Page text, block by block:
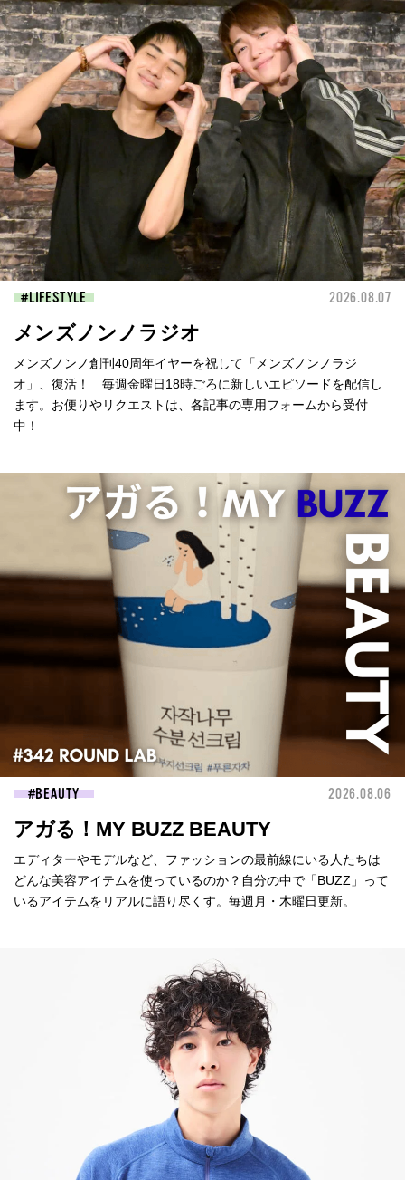
LIFESTYLE 2026.08.07
メンズノンノラジオ
メンズノンノ創刊40周年イヤーを祝して「メンズノンノラジ
オ」、復活！ 毎週金曜日18時ごろに新しいエピソードを配信し
ます。お便りやリクエストは、各記事の専用フォームから受付
中！
BEAUTY 2026.08.06
アガる！MY BUZZ BEAUTY
エディターやモデルなど、ファッションの最前線にいる人たちは
どんな美容アイテムを使っているのか？自分の中で「BUZZ」って
いるアイテムをリアルに語り尽くす。毎週月・木曜日更新。